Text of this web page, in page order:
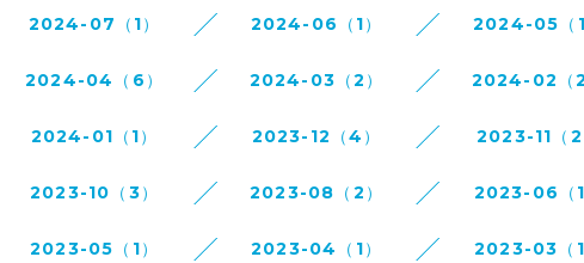
2024-07（1） 2024-06（1） 2024-05（1
2024-04（6） 2024-03（2） 2024-02（2
2024-01（1） 2023-12（4） 2023-11（2
2023-10（3） 2023-08（2） 2023-06（1
2023-05（1） 2023-04（1） 2023-03（1